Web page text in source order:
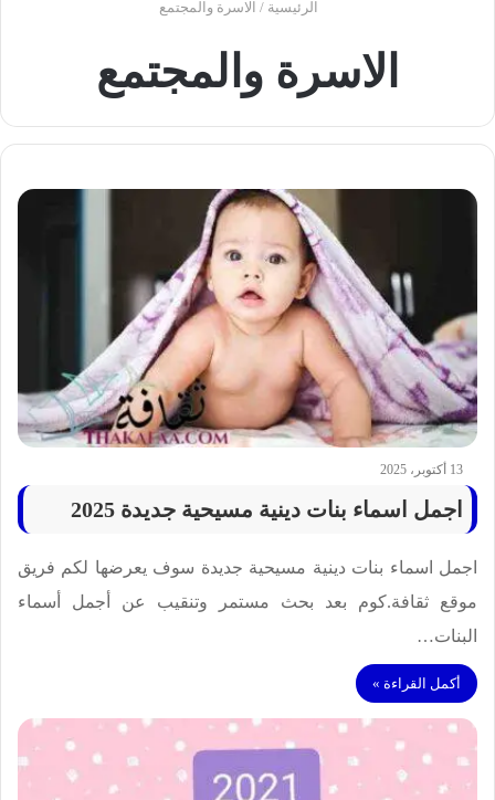
الرئيسية / الاسرة والمجتمع
الاسرة والمجتمع
13 أكتوبر، 2025
اجمل اسماء بنات دينية مسيحية جديدة 2025
اجمل اسماء بنات دينية مسيحية جديدة سوف يعرضها لكم فريق
موقع ثقافة.كوم بعد بحث مستمر وتنقيب عن أجمل أسماء
البنات…
أكمل القراءة »